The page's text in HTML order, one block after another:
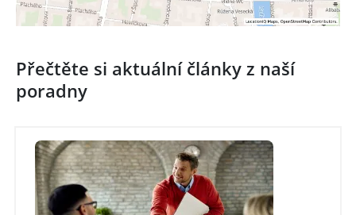
Přečtěte si aktuální články z naší
poradny